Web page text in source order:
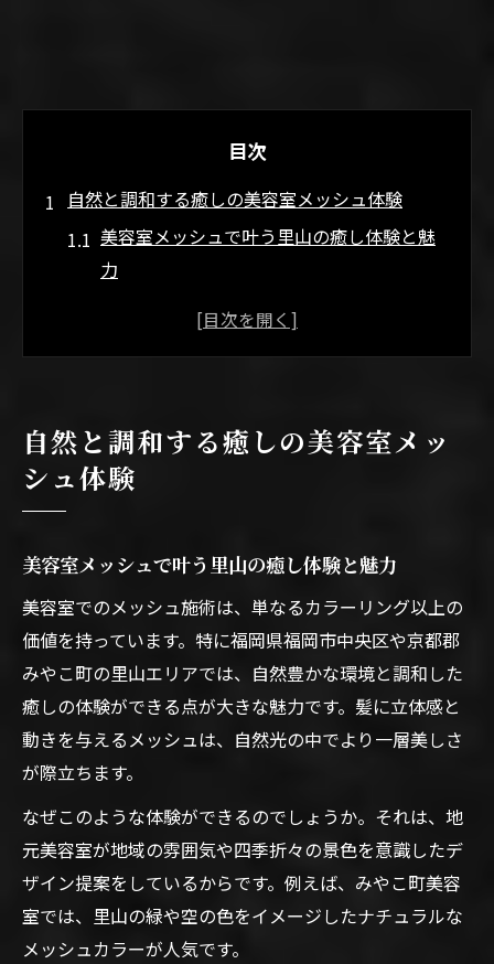
目次
自然と調和する癒しの美容室メッシュ体験
美容室メッシュで叶う里山の癒し体験と魅
力
みやこ町美容室が提案する自然派メッシュ
勝山エリアの美容室メッシュが人気の理由
を解説
美容室メッシュと髪質改善で叶える理想の
みやこ町美容室で実感できる髪質改善メッ
シュ術
美容室メッシュ施術が髪質を美しく保つ理
美容室メッシュと髪質改善の両立テクニッ
クを解説
癖毛やダメージ対策に最適な美容室メッシ
ュの工夫
自然と調和する癒しの美容室メッ
シュ体験
美容室メッシュで叶う里山の癒し体験と魅力
美容室でのメッシュ施術は、単なるカラーリング以上の
価値を持っています。特に福岡県福岡市中央区や京都郡
みやこ町の里山エリアでは、自然豊かな環境と調和した
癒しの体験ができる点が大きな魅力です。髪に立体感と
動きを与えるメッシュは、自然光の中でより一層美しさ
が際立ちます。
なぜこのような体験ができるのでしょうか。それは、地
元美容室が地域の雰囲気や四季折々の景色を意識したデ
ザイン提案をしているからです。例えば、みやこ町美容
室では、里山の緑や空の色をイメージしたナチュラルな
メッシュカラーが人気です。